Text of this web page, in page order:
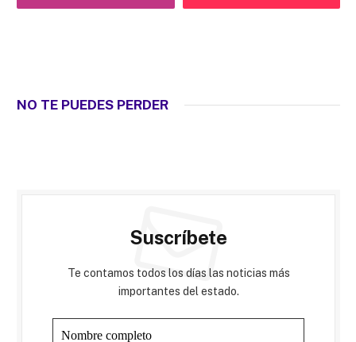
NO TE PUEDES PERDER
Suscríbete
Te contamos todos los días las noticias más
importantes del estado.